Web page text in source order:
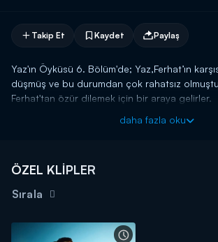
Takip Et Kaydet Paylaş
Yaz'ın Öyküsü 6. Bölüm'de; Yaz,Ferhat’ın
düşmüş ve bu durumdan çok rahatsız
Ferhat'tan özür dilemek için bir araya gelirler.
daha fazla oku
ÖZEL KLİPLER
Sırala